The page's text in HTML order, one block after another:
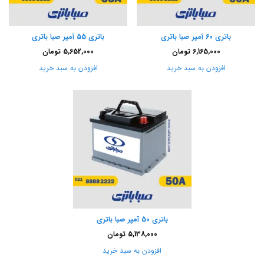
باتری 60 آمپر صبا باتری
6,165,000 تومان
افزودن به سبد خرید
باتری 55 آمپر صبا باتری
5,652,000 تومان
افزودن به سبد خرید
باتری 50 آمپر صبا باتری
5,138,000 تومان
افزودن به سبد خرید